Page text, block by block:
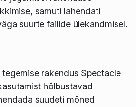
samuti lahendati
suurte failide ülekandmisel.
tegemise rakendus Spectacle
hõlbustavad
suudeti mõned